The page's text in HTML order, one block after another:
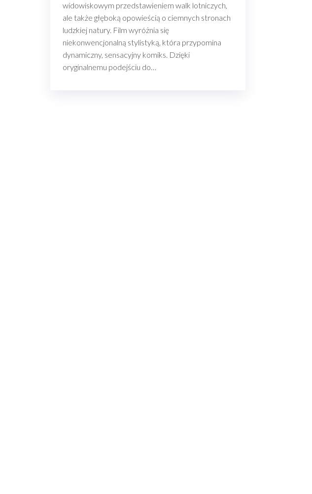
widowiskowym przedstawieniem walk lotniczych,
ale także głęboką opowieścią o ciemnych stronach
ludzkiej natury. Film wyróżnia się
niekonwencjonalną stylistyką, która przypomina
dynamiczny, sensacyjny komiks. Dzięki
oryginalnemu podejściu do…